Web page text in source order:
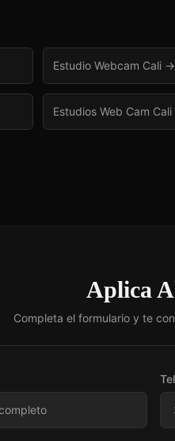
Estudio Webcam Cali →
Estudios Web Cam Cali
Aplica
Completa el formulario y te